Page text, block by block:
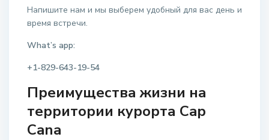
Напишите нам и мы выберем удобный для вас день и
время встречи.
What’s app:
+1-829-643-19-54
Преимущества жизни на
территории курорта Cap
Cana